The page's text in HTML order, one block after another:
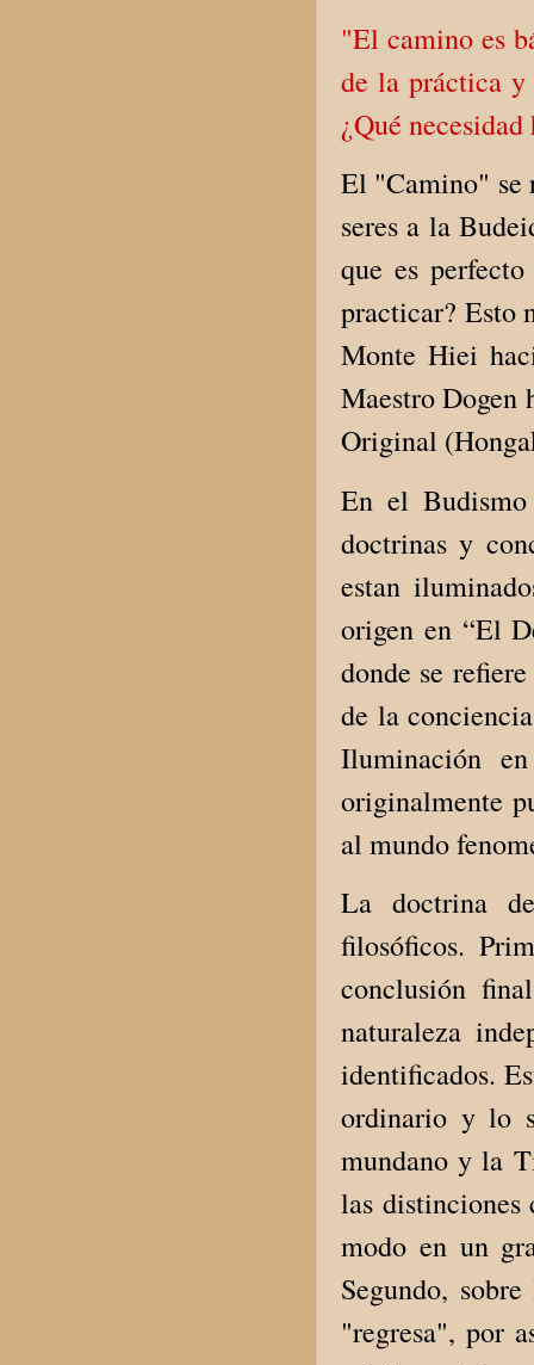
"El camino es
de la práctica
¿Qué
El "Camino" se
seres a la
que es
practicar? Esto
Monte Hiei
Maestro Dogen
Original
En el
doctrinas y
estan
origen en “El
donde se
de la
Iluminación
originalmente
al mundo
La doctrina
filosóficos.
conclusión
naturaleza
identificados.
ordinario y lo
mundano y la
las distinciones
modo en un
Segundo,
"regresa", por